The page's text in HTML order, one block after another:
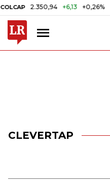
2.350,94 +6,13 +0,26%
CLEVERTAP